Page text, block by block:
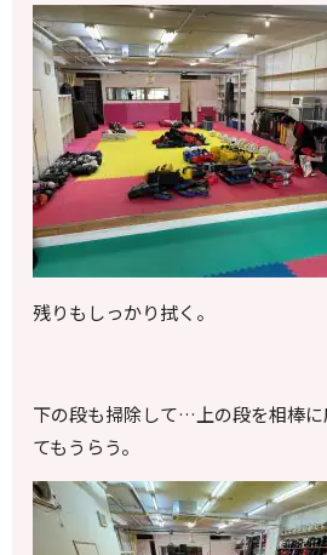
残りもしっかり拭く。
下の段も掃除して…上の段を相棒
てもうらう。